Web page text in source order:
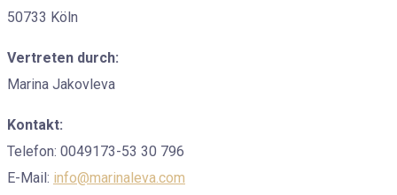
50733 Köln
Vertreten durch:
Marina Jakovleva
Kontakt:
Telefon: 0049173-53 30 796
E-Mail: info@marinaleva.com